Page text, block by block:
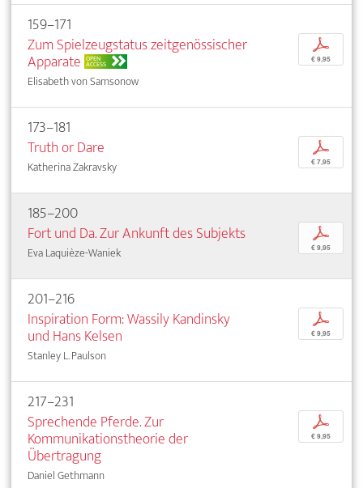
159–171
Zum Spielzeugstatus zeitgenössischer
Apparate OPEN
ACCESS
Elisabeth von Samsonow
p
€ 9,95
173–181
Truth or Dare
Katherina Zakravsky
p
€ 7,95
185–200
Fort und Da. Zur Ankunft des Subjekts
Eva Laquièze-Waniek
p
€ 9,95
201–216
Inspiration Form: Wassily Kandinsky
und Hans Kelsen
Stanley L. Paulson
p
€ 9,95
217–231
Sprechende Pferde. Zur
Kommunikationstheorie der
Übertragung
Daniel Gethmann
p
€ 9,95